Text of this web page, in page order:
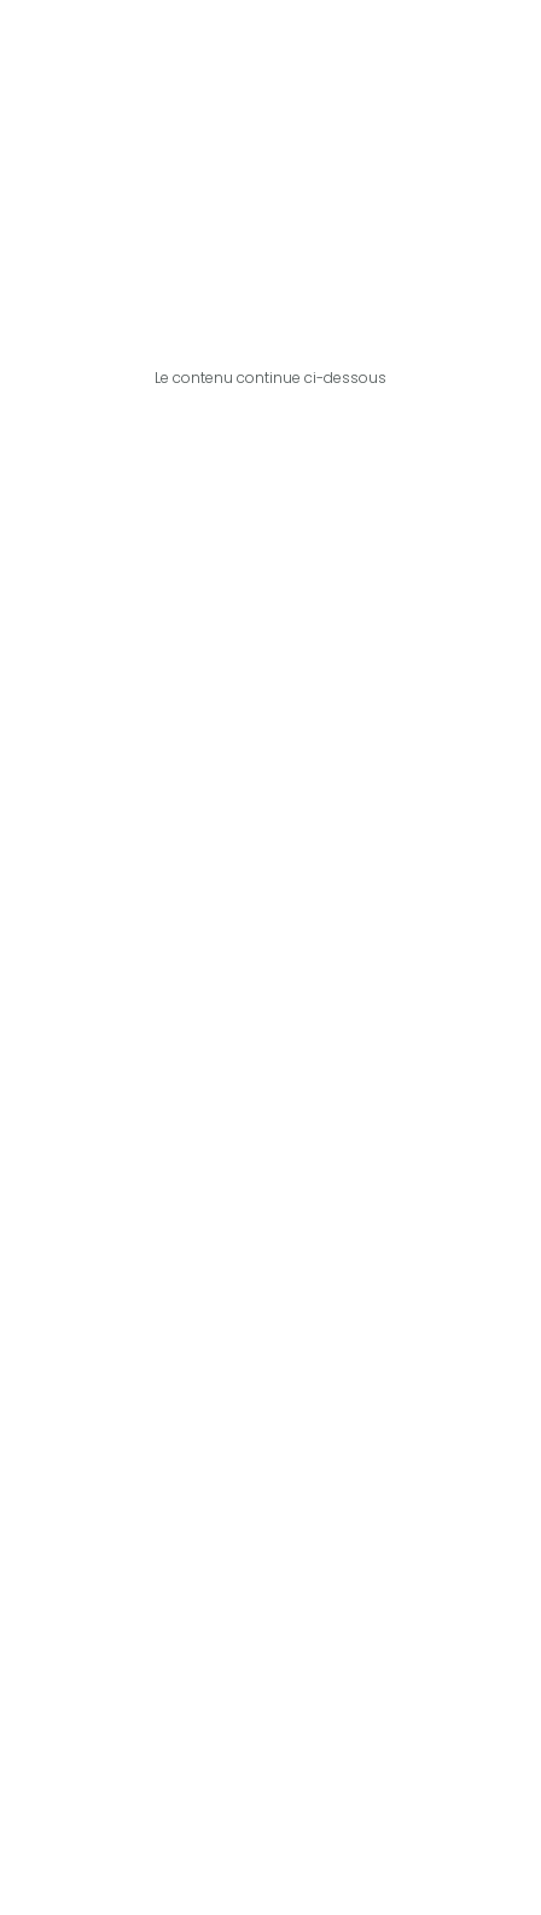
Le contenu continue ci-dessous